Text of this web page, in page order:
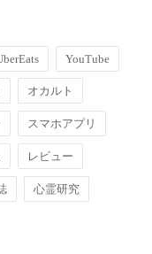
YouTube
オカルト
スマホアプリ
レビュー
心霊研究